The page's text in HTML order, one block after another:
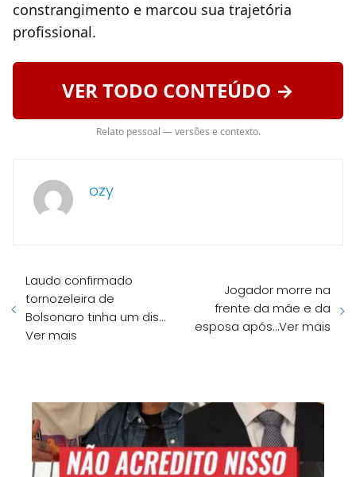
constrangimento e marcou sua trajetória
profissional.
VER TODO CONTEÚDO →
Relato pessoal — versões e contexto.
ozy
Laudo confirmado
tornozeleira de
Bolsonaro tinha um dis…
Ver mais
Jogador morre na
frente da mãe e da
esposa após…Ver mais